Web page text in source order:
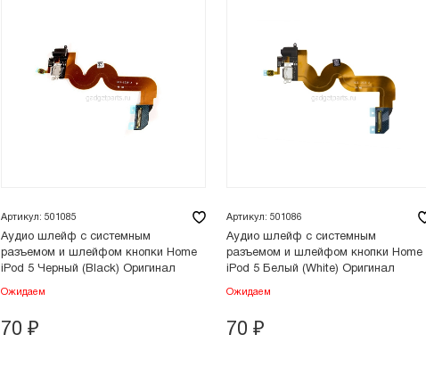
Артикул: 501085
Аудио шлейф с системным
разъемом и шлейфом кнопки Home
iPod 5 Черный (Black) Оригинал
Ожидаем
70 ₽
Артикул: 501086
Аудио шлейф с системным
разъемом и шлейфом кнопки Home
iPod 5 Белый (White) Оригинал
Ожидаем
70 ₽